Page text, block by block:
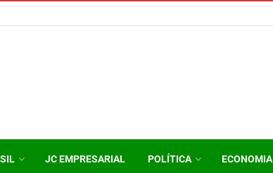
JC EMPRESARIAL POLÍTICA ECONOMIA